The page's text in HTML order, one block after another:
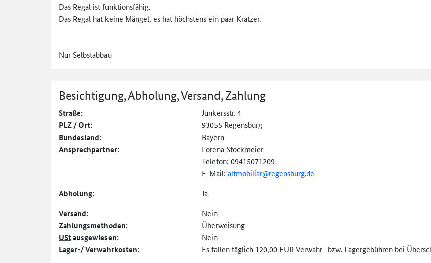
Das Regal ist funktionsfähig.
Das Regal hat keine Mängel, es hat höchstens ein paar Kratzer.
Nur Selbstabbau
Besichtigung, Abholung, Versand, Zahlung
Straße: Junkersstr. 4
PLZ / Ort: 93055 Regensburg
Bundesland: Bayern
Ansprechpartner:
Lorena Stockmeier
Telefon: 09415071209
E-Mail: altmobiliar@regensburg.de
Abholung: Ja
Versand: Nein
Zahlungs­methoden: Überweisung
UStausgewiesen: Nein
Lager-/ Verwahrkosten: Es fallen täglich 120,00 EUR Verwahr- bzw. Lagergebühren bei